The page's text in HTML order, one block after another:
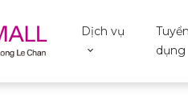
Dịch vụ
Tuyển
dụng